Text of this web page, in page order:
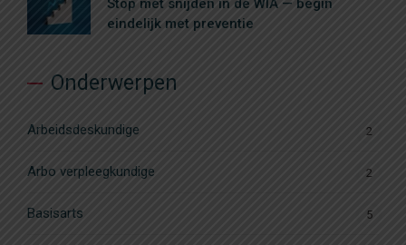
Stop met snijden in de WIA — begin
eindelijk met preventie
Onderwerpen
Arbeidsdeskundige 2
Arbo verpleegkundige 2
Basisarts 5